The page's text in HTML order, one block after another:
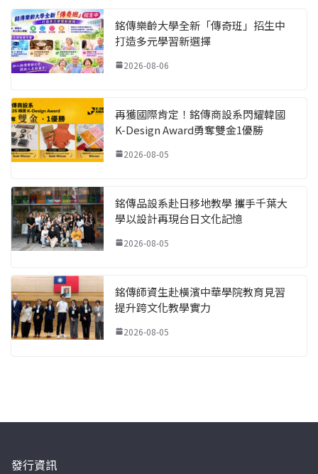
銘傳樂齡大學全新「傳奇班」招生中
打造多元學習新選擇
2026-08-06
再獲國際肯定！銘傳商設系閃耀韓國
K-Design Award勇奪雙金1優勝
2026-08-05
銘傳品設系赴日移地教學 攜手千葉大
學以設計再現台日文化記憶
2026-08-05
銘傳師資生赴橫濱中華學院教育見習
提升跨文化教學實力
2026-08-05
發行資訊